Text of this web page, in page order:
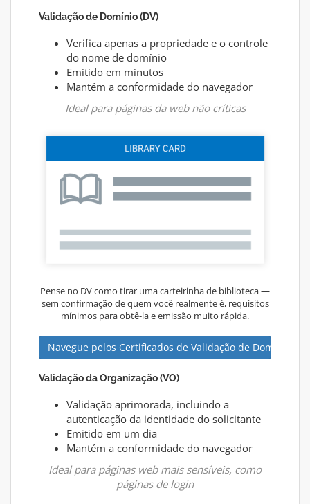
Validação de Domínio (DV)
Verifica apenas a propriedade e o controle
do nome de domínio
Emitido em minutos
Mantém a conformidade do navegador
Ideal para páginas da web não críticas
Pense no DV como tirar uma carteirinha de biblioteca —
sem confirmação de quem você realmente é, requisitos
mínimos para obtê-la e emissão muito rápida.
Navegue pelos Certificados de Validação de Domínio
Validação da Organização (VO)
Validação aprimorada, incluindo a
autenticação da identidade do solicitante
Emitido em um dia
Mantém a conformidade do navegador
Ideal para páginas web mais sensíveis, como
páginas de login